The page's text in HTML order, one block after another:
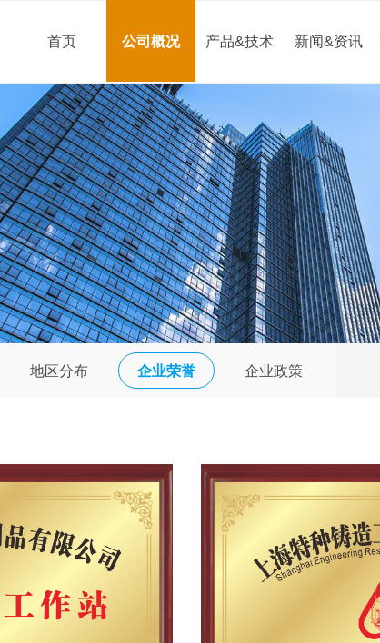
首页 公司概况 产品&技术 新闻&资讯
地区分布 企业荣誉 企业政策